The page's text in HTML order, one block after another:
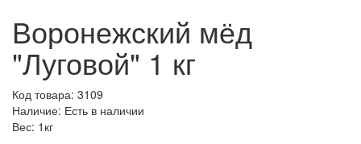
Воронежский мёд
"Луговой" 1 кг
Код товара: 3109
Наличие: Есть в наличии
Вес: 1кг